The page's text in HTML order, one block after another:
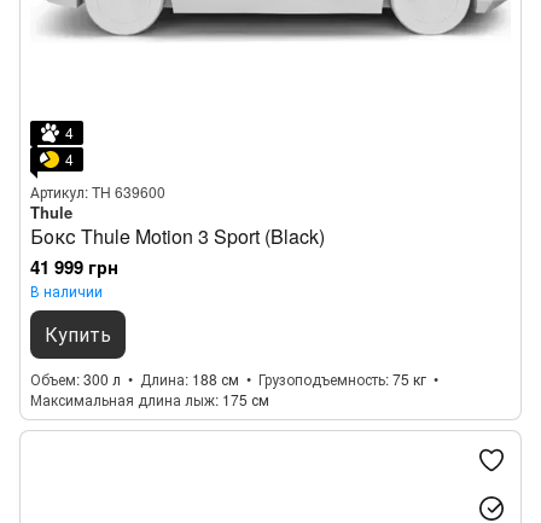
4
4
Артикул: TH 639600
Thule
Бокс Thule Motion 3 Sport (Black)
41 999 грн
В наличии
Купить
Объем 300 л Длина 188 см Грузоподъемность 75 кг
Максимальная длина лыж 175 см